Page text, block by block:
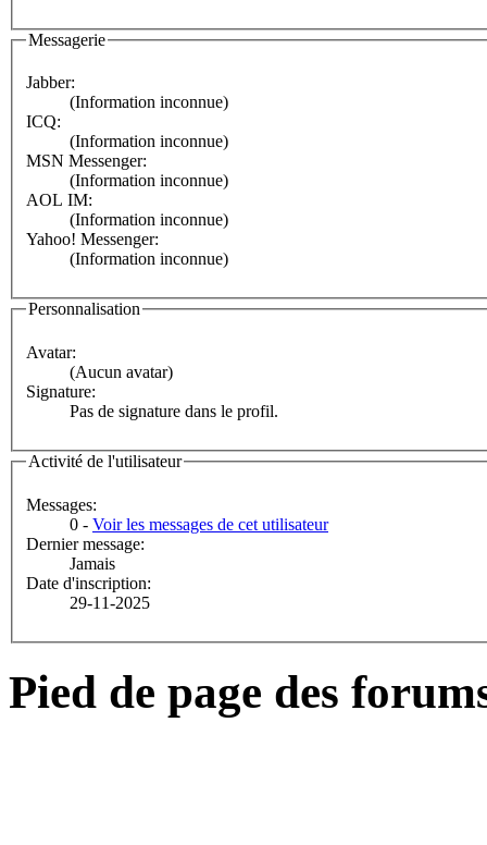
Messagerie
Jabber:
(Information inconnue)
ICQ:
(Information inconnue)
MSN Messenger:
(Information inconnue)
AOL IM:
(Information inconnue)
Yahoo! Messenger:
(Information inconnue)
Personnalisation
Avatar:
(Aucun avatar)
Signature:
Pas de signature dans le profil.
Activité de l'utilisateur
Messages:
0 - Voir les messages de cet utilisateur
Dernier message:
Jamais
Date d'inscription:
29-11-2025
Pied de page des